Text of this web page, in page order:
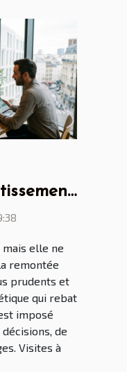
croisés
elle ne
remontée
prudents et
qui rebat
imposé
de
Visites à